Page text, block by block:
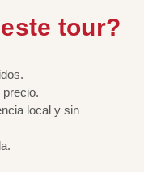
tour?
precio.
local y sin